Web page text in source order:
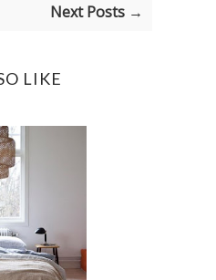
Next Posts →
LIKE